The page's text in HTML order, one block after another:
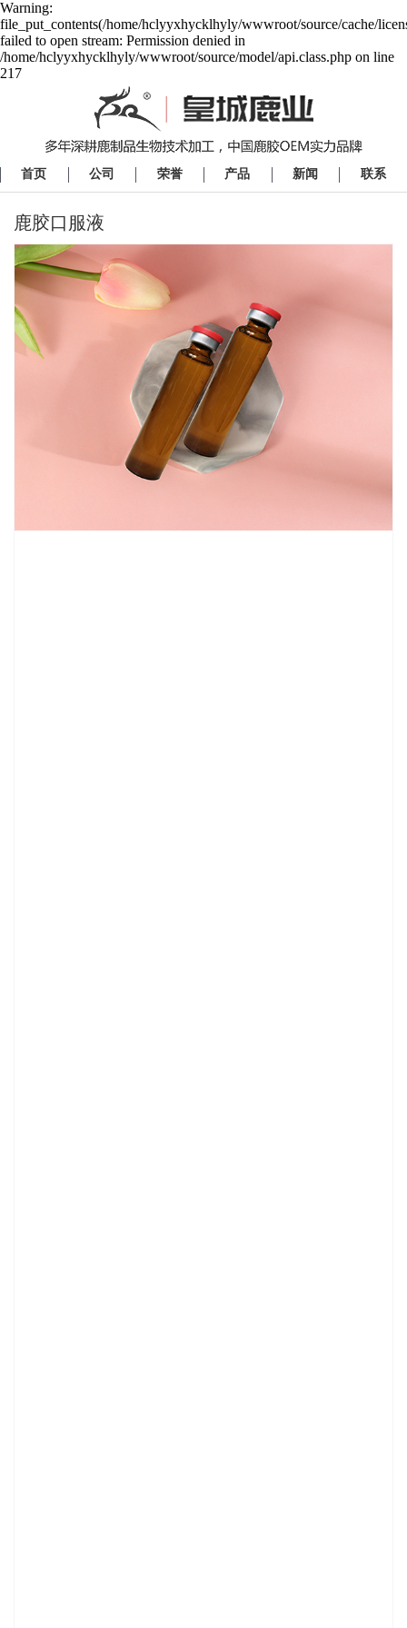
Warning:
file_put_contents(/home/hclyyxhycklhyly/wwwroot/source/cache/
failed to open stream: Permission denied in
/home/hclyyxhycklhyly/wwwroot/source/model/api.class.php on line
217
首页 公司 荣誉 产品 新闻 联系
鹿胶口服液